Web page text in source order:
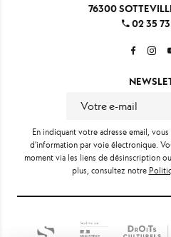
76300
02 35
En indiquant votre adresse email,
d'information par voie électronique.
moment via les liens de désinscription
plus, consultez notre